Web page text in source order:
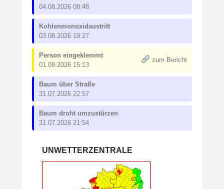
04.08.2026 08:48
Kohlenmonoxidaustritt
03.08.2026 19:27
Person eingeklemmt
01.08.2026 15:13
zum Bericht
Baum über Straße
31.07.2026 22:57
Baum droht umzustürzen
31.07.2026 21:54
UNWETTERZENTRALE